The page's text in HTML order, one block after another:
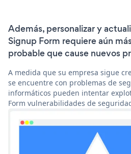
Además, personalizar y
Signup Form requiere aún
probable que cause nuevos
A medida que su empresa sigue
se encuentre con problemas de
informáticos pueden intentar
Form vulnerabilidades de